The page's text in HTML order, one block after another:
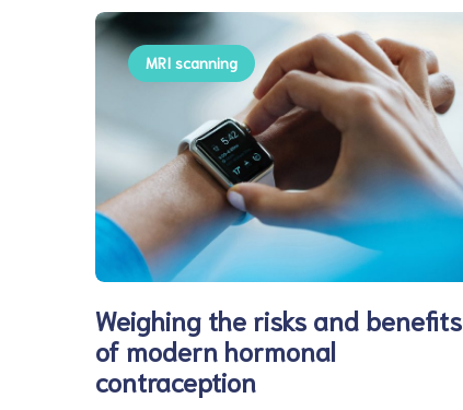
MRI scanning
Weighing the risks and benefits
of modern hormonal
contraception